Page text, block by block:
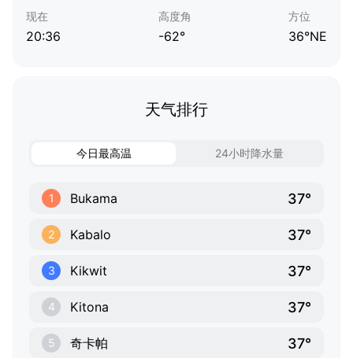
现在
20:36
高度角
-62°
方位
36°NE
天气排行
今日最高温 24小时降水量
1 Bukama 37°
2 Kabalo 37°
3 Kikwit 37°
4 Kitona 37°
5 奇卡帕 37°